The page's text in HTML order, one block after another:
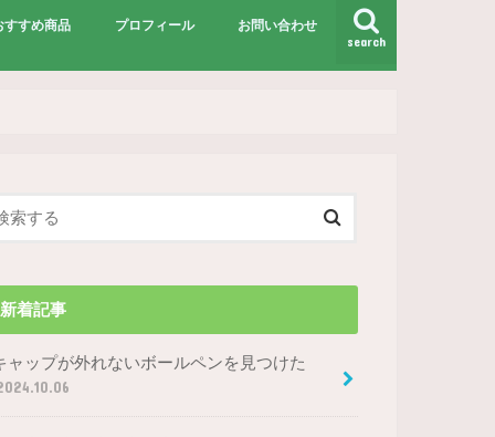
search
すすめ商品 プロフィール お問い合わせ
新着記事
ャップが外れないボールペンを見つけた